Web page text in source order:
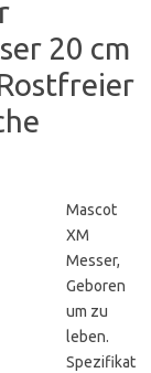
20 cm
Mascot
XM
Messer,
Geboren
um zu
leben.
Spezifikat